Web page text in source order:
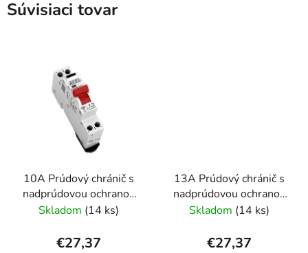
Súvisiaci tovar
10A Prúdový chránič s
nadprúdovou ochranou
1P RCBO
Skladom (14 ks)
€27,37
13A Prúdový chránič s
nadprúdovou ochranou
1P RCBO
Skladom (14 ks)
€27,37